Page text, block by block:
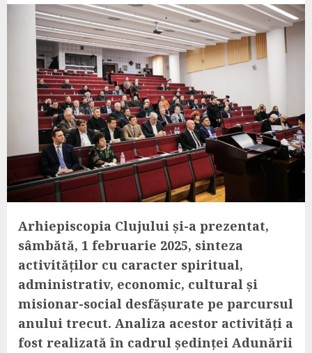
Arhiepiscopia Clujului și-a prezentat,
sâmbătă, 1 februarie 2025, sinteza
activităților cu caracter spiritual,
administrativ, economic, cultural și
misionar-social desfășurate pe parcursul
anului trecut. Analiza acestor activități a
fost realizată în cadrul ședinței Adunării